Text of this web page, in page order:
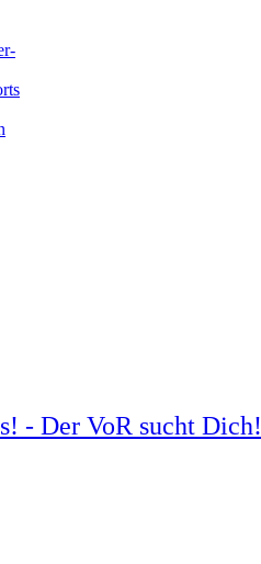
- Der VoR sucht Dich!